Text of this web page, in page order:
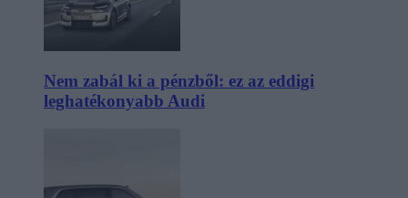
Nem zabál ki a pénzből: ez az eddigi
leghatékonyabb Audi